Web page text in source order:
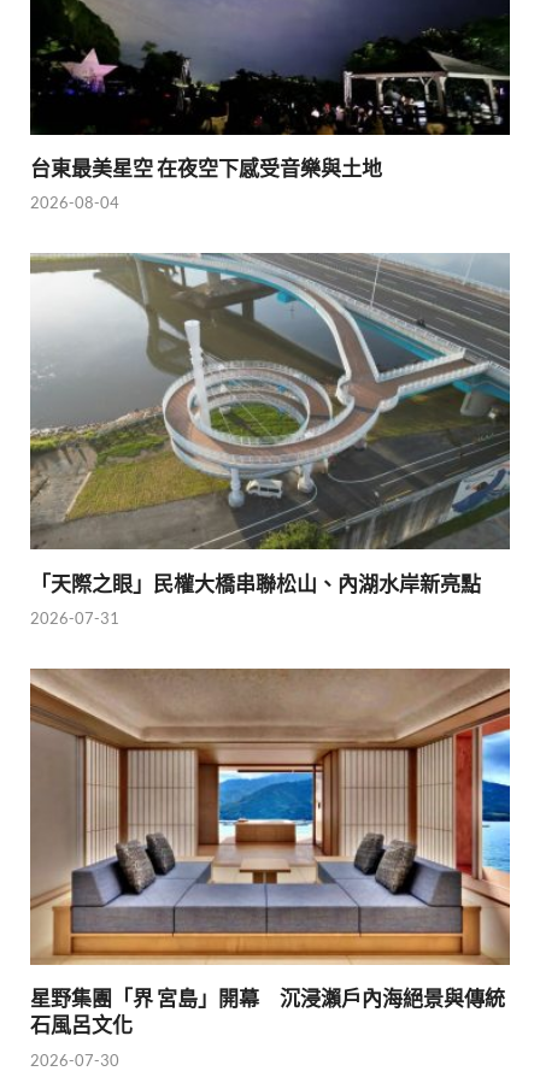
台東最美星空 在夜空下感受音樂與土地
2026-08-04
「天際之眼」民權大橋串聯松山、內湖水岸新亮點
2026-07-31
星野集團「界 宮島」開幕 沉浸瀨戶內海絕景與傳統
石風呂文化
2026-07-30